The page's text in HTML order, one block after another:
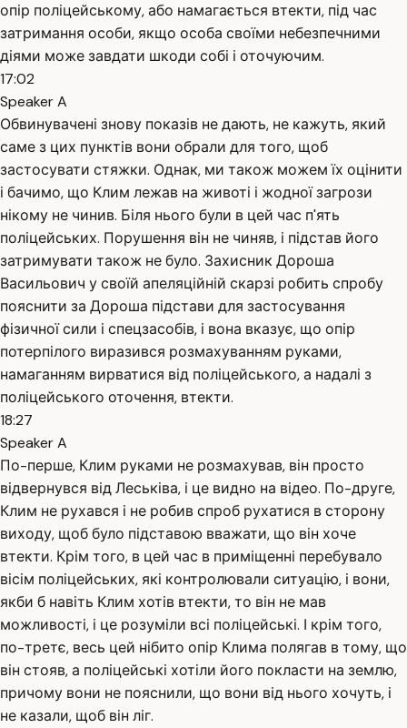
опір поліцейському, або намагається втекти, під час
затримання особи, якщо особа своїми небезпечними
діями може завдати шкоди собі і оточуючим.
17:02
Speaker A
Обвинувачені знову показів не дають, не кажуть, який
саме з цих пунктів вони обрали для того, щоб
застосувати стяжки. Однак, ми також можем їх оцінити
і бачимо, що Клим лежав на животі і жодної загрози
нікому не чинив. Біля нього були в цей час п'ять
поліцейських. Порушення він не чиняв, і підстав його
затримувати також не було. Захисник Дороша
Васильович у своїй апеляційній скарзі робить спробу
пояснити за Дороша підстави для застосування
фізичної сили і спецзасобів, і вона вказує, що опір
потерпілого виразився розмахуванням руками,
намаганням вирватися від поліцейського, а надалі з
поліцейського оточення, втекти.
18:27
Speaker A
По-перше, Клим руками не розмахував, він просто
відвернувся від Леськіва, і це видно на відео. По-друге,
Клим не рухався і не робив спроб рухатися в сторону
виходу, щоб було підставою вважати, що він хоче
втекти. Крім того, в цей час в приміщенні перебувало
вісім поліцейських, які контролювали ситуацію, і вони,
якби б навіть Клим хотів втекти, то він не мав
можливості, і це розуміли всі поліцейські. І крім того,
по-третє, весь цей нібито опір Клима полягав в тому, що
він стояв, а поліцейські хотіли його покласти на землю,
причому вони не пояснили, що вони від нього хочуть, і
не казали, щоб він ліг.